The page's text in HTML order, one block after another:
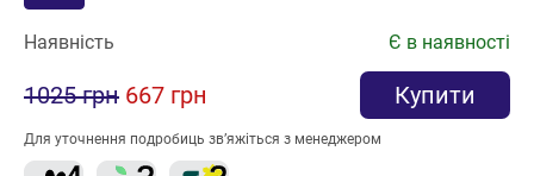
Наявність Є в наявності
1025 грн 667 грн Купити
Для уточнення подробиць зв’яжіться з менеджером